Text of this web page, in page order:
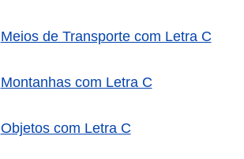
Meios de Transporte com Letra C
Montanhas com Letra C
Objetos com Letra C